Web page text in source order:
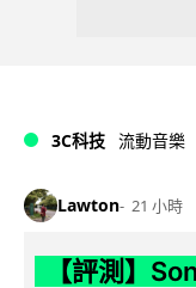
3C科技 流動音樂
Lawton 21 小時
【評測】